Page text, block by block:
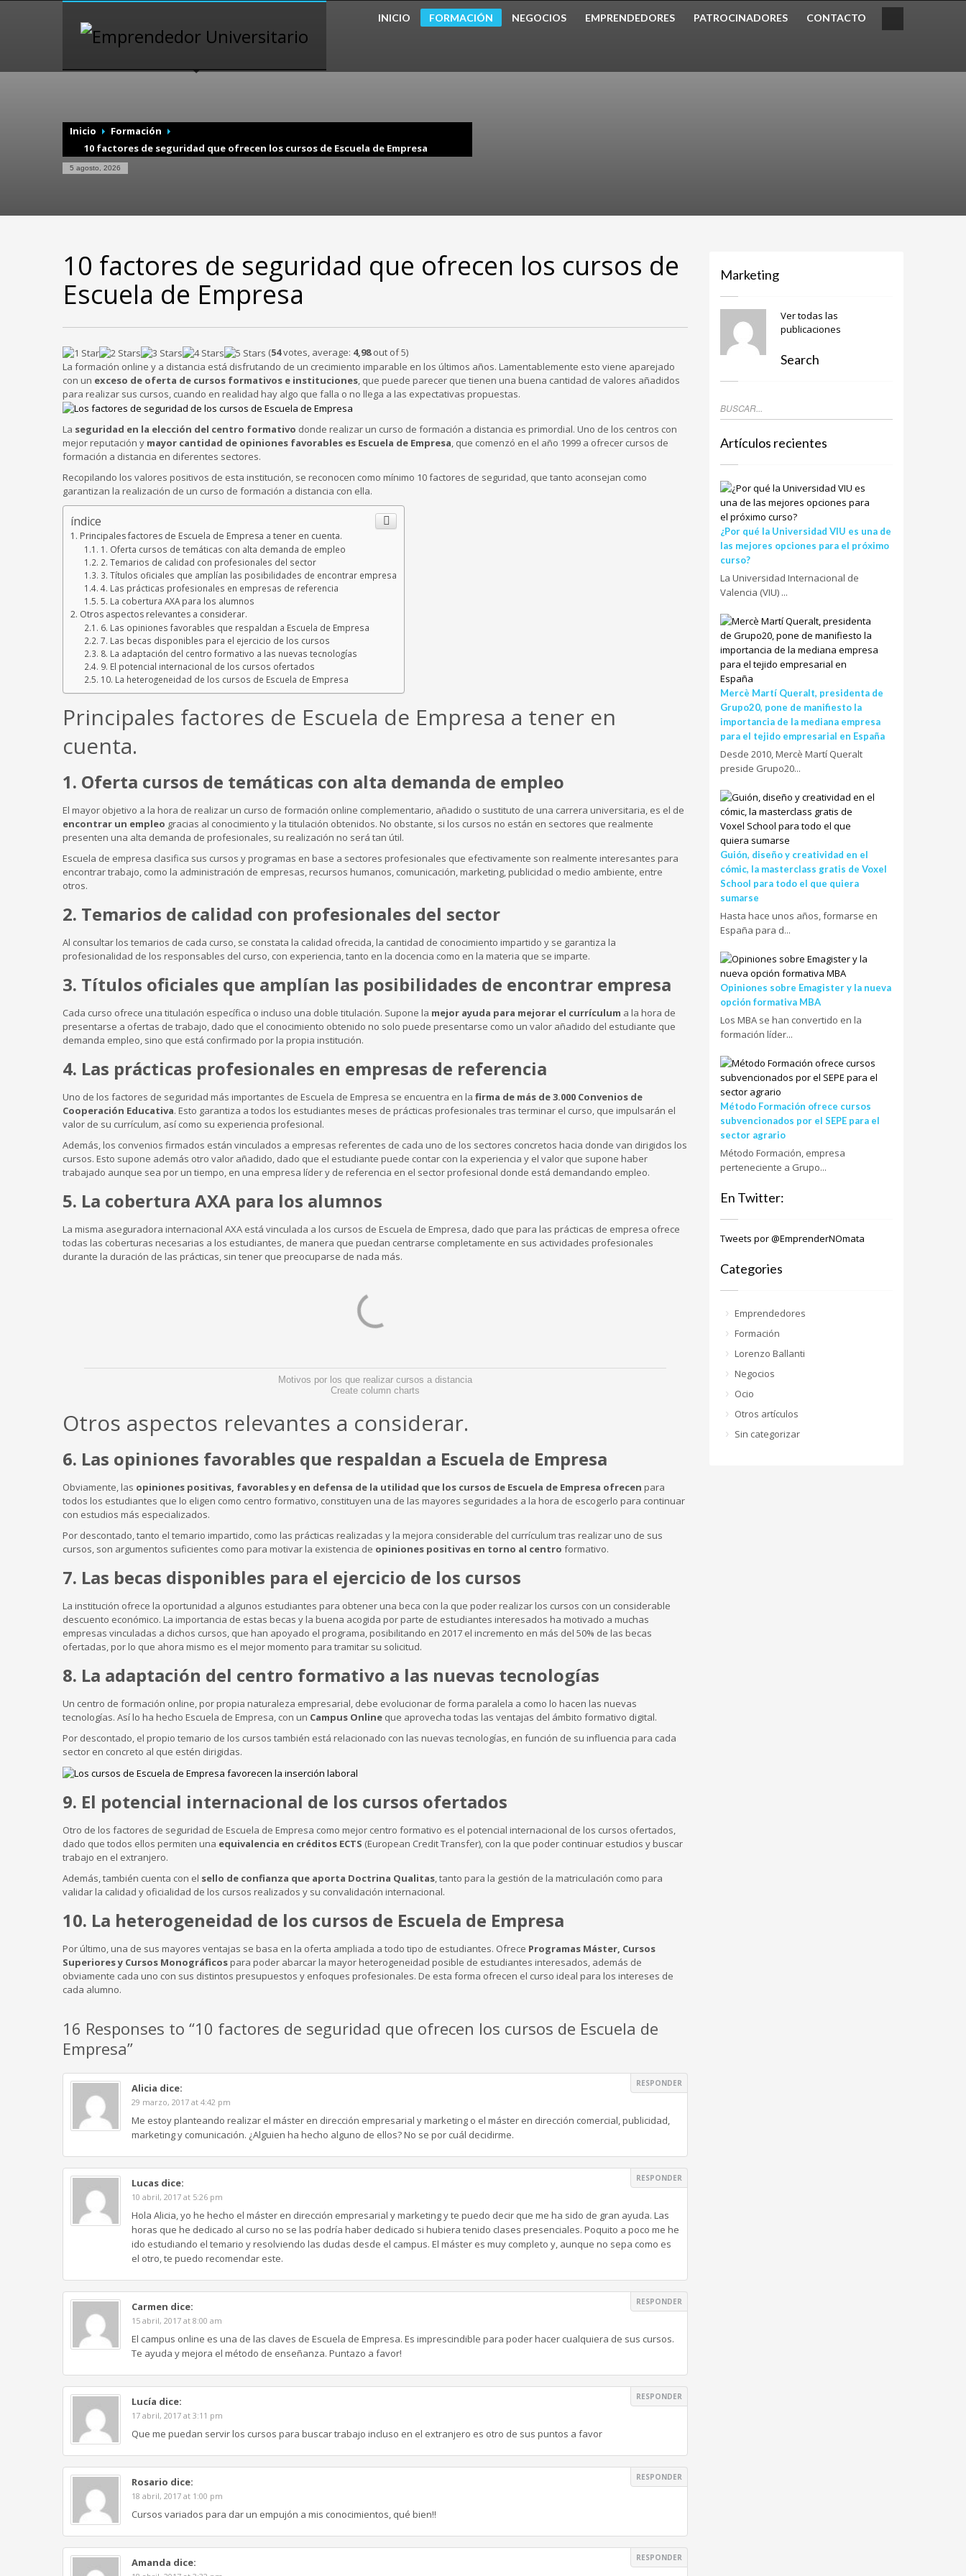
INICIO FORMACIÓN NEGOCIOS EMPRENDEDORES PATROCINADORES CONTACTO
Inicio
Formación
10 factores de seguridad que ofrecen los cursos de Escuela de Empresa
5 agosto, 2026
10 factores de seguridad que ofrecen los cursos de
Escuela de Empresa
(54votes, average: 4,98out of 5)
La formación online y a distancia está disfrutando de un crecimiento imparable en los últimos años. Lamentablemente esto viene aparejado
con un exceso de oferta de cursos formativos e instituciones, que puede parecer que tienen una buena cantidad de valores añadidos
para realizar sus cursos, cuando en realidad hay algo que falla o no llega a las expectativas propuestas.
La seguridad en la elección del centro formativo donde realizar un curso de formación a distancia es primordial. Uno de los centros con
mejor reputación y mayor cantidad de opiniones favorables es Escuela de Empresa, que comenzó en el año 1999 a ofrecer cursos de
formación a distancia en diferentes sectores.
Recopilando los valores positivos de esta institución, se reconocen como mínimo 10 factores de seguridad, que tanto aconsejan como
garantizan la realización de un curso de formación a distancia con ella.
índice
Principales factores de Escuela de Empresa a tener en cuenta.
1. Oferta cursos de temáticas con alta demanda de empleo
2. Temarios de calidad con profesionales del sector
3. Títulos oficiales que amplían las posibilidades de encontrar empresa
4. Las prácticas profesionales en empresas de referencia
5. La cobertura AXA para los alumnos
Otros aspectos relevantes a considerar.
6. Las opiniones favorables que respaldan a Escuela de Empresa
7. Las becas disponibles para el ejercicio de los cursos
8. La adaptación del centro formativo a las nuevas tecnologías
9. El potencial internacional de los cursos ofertados
10. La heterogeneidad de los cursos de Escuela de Empresa
Principales factores de Escuela de Empresa a tener en
cuenta.
1. Oferta cursos de temáticas con alta demanda de empleo
El mayor objetivo a la hora de realizar un curso de formación online complementario, añadido o sustituto de una carrera universitaria, es el de
encontrar un empleo gracias al conocimiento y la titulación obtenidos. No obstante, si los cursos no están en sectores que realmente
presenten una alta demanda de profesionales, su realización no será tan útil.
Escuela de empresa clasifica sus cursos y programas en base a sectores profesionales que efectivamente son realmente interesantes para
encontrar trabajo, como la administración de empresas, recursos humanos, comunicación, marketing, publicidad o medio ambiente, entre
otros.
2. Temarios de calidad con profesionales del sector
Al consultar los temarios de cada curso, se constata la calidad ofrecida, la cantidad de conocimiento impartido y se garantiza la
profesionalidad de los responsables del curso, con experiencia, tanto en la docencia como en la materia que se imparte.
3. Títulos oficiales que amplían las posibilidades de encontrar empresa
Cada curso ofrece una titulación específica o incluso una doble titulación. Supone la mejor ayuda para mejorar el currículum a la hora de
presentarse a ofertas de trabajo, dado que el conocimiento obtenido no solo puede presentarse como un valor añadido del estudiante que
demanda empleo, sino que está confirmado por la propia institución.
4. Las prácticas profesionales en empresas de referencia
Uno de los factores de seguridad más importantes de Escuela de Empresa se encuentra en la firma de más de 3.000 Convenios de
Cooperación Educativa. Esto garantiza a todos los estudiantes meses de prácticas profesionales tras terminar el curso, que impulsarán el
valor de su currículum, así como su experiencia profesional.
Además, los convenios firmados están vinculados a empresas referentes de cada uno de los sectores concretos hacia donde van dirigidos los
cursos. Esto supone además otro valor añadido, dado que el estudiante puede contar con la experiencia y el valor que supone haber
trabajado aunque sea por un tiempo, en una empresa líder y de referencia en el sector profesional donde está demandando empleo.
5. La cobertura AXA para los alumnos
La misma aseguradora internacional AXA está vinculada a los cursos de Escuela de Empresa, dado que para las prácticas de empresa ofrece
todas las coberturas necesarias a los estudiantes, de manera que puedan centrarse completamente en sus actividades profesionales
durante la duración de las prácticas, sin tener que preocuparse de nada más.
Motivos por los que realizar cursos a distancia
Create column charts
Otros aspectos relevantes a considerar.
6. Las opiniones favorables que respaldan a Escuela de Empresa
Obviamente, las opiniones positivas, favorables y en defensa de la utilidad que los cursos de Escuela de Empresa ofrecen para
todos los estudiantes que lo eligen como centro formativo, constituyen una de las mayores seguridades a la hora de escogerlo para continuar
con estudios más especializados.
Por descontado, tanto el temario impartido, como las prácticas realizadas y la mejora considerable del currículum tras realizar uno de sus
cursos, son argumentos suficientes como para motivar la existencia de opiniones positivas en torno al centro formativo.
7. Las becas disponibles para el ejercicio de los cursos
La institución ofrece la oportunidad a algunos estudiantes para obtener una beca con la que poder realizar los cursos con un considerable
descuento económico. La importancia de estas becas y la buena acogida por parte de estudiantes interesados ha motivado a muchas
empresas vinculadas a dichos cursos, que han apoyado el programa, posibilitando en 2017 el incremento en más del 50% de las becas
ofertadas, por lo que ahora mismo es el mejor momento para tramitar su solicitud.
8. La adaptación del centro formativo a las nuevas tecnologías
Un centro de formación online, por propia naturaleza empresarial, debe evolucionar de forma paralela a como lo hacen las nuevas
tecnologías. Así lo ha hecho Escuela de Empresa, con un Campus Online que aprovecha todas las ventajas del ámbito formativo digital.
Por descontado, el propio temario de los cursos también está relacionado con las nuevas tecnologías, en función de su influencia para cada
sector en concreto al que estén dirigidas.
9. El potencial internacional de los cursos ofertados
Otro de los factores de seguridad de Escuela de Empresa como mejor centro formativo es el potencial internacional de los cursos ofertados,
dado que todos ellos permiten una equivalencia en créditos ECTS (European Credit Transfer), con la que poder continuar estudios y buscar
trabajo en el extranjero.
Además, también cuenta con el sello de confianza que aporta Doctrina Qualitas, tanto para la gestión de la matriculación como para
validar la calidad y oficialidad de los cursos realizados y su convalidación internacional.
10. La heterogeneidad de los cursos de Escuela de Empresa
Por último, una de sus mayores ventajas se basa en la oferta ampliada a todo tipo de estudiantes. Ofrece Programas Máster, Cursos
Superiores y Cursos Monográficospara poder abarcar la mayor heterogeneidad posible de estudiantes interesados, además de
obviamente cada uno con sus distintos presupuestos y enfoques profesionales. De esta forma ofrecen el curso ideal para los intereses de
cada alumno.
16 Responses to “10 factores de seguridad que ofrecen los cursos de Escuela de
Empresa”
Alicia dice: RESPONDER
29 marzo, 2017 at 4:42 pm
Me estoy planteando realizar el máster en dirección empresarial y marketing o el máster en dirección comercial, publicidad,
marketing y comunicación. ¿Alguien ha hecho alguno de ellos? No se por cuál decidirme.
Lucas dice: RESPONDER
10 abril, 2017 at 5:26 pm
Hola Alicia, yo he hecho el máster en dirección empresarial y marketing y te puedo decir que me ha sido de gran ayuda. Las
horas que he dedicado al curso no se las podría haber dedicado si hubiera tenido clases presenciales. Poquito a poco me he
ido estudiando el temario y resolviendo las dudas desde el campus. El máster es muy completo y, aunque no sepa como es
el otro, te puedo recomendar este.
Carmen dice: RESPONDER
15 abril, 2017 at 8:00 am
El campus online es una de las claves de Escuela de Empresa. Es imprescindible para poder hacer cualquiera de sus cursos.
Te ayuda y mejora el método de enseñanza. Puntazo a favor!
Lucía dice: RESPONDER
17 abril, 2017 at 3:11 pm
Que me puedan servir los cursos para buscar trabajo incluso en el extranjero es otro de sus puntos a favor
Rosario dice: RESPONDER
18 abril, 2017 at 1:00 pm
Cursos variados para dar un empujón a mis conocimientos, qué bien!!
Amanda dice: RESPONDER
Marketing
Ver todas las
publicaciones
Search
Artículos recientes
¿Por qué la Universidad VIU es una de
las mejores opciones para el próximo
curso?
La Universidad Internacional de
Valencia (VIU) ...
Mercè Martí Queralt, presidenta de
Grupo20, pone de manifiesto la
importancia de la mediana empresa
para el tejido empresarial en España
Desde 2010, Mercè Martí Queralt
preside Grupo20...
Guión, diseño y creatividad en el
cómic, la masterclass gratis de Voxel
School para todo el que quiera
sumarse
Hasta hace unos años, formarse en
España para d...
Opiniones sobre Emagister y la nueva
opción formativa MBA
Los MBA se han convertido en la
formación líder...
Método Formación ofrece cursos
subvencionados por el SEPE para el
sector agrario
Método Formación, empresa
perteneciente a Grupo...
En Twitter:
Tweets por @EmprenderNOmata
Categories
Emprendedores
Formación
Lorenzo Ballanti
Negocios
Ocio
Otros artículos
Sin categorizar